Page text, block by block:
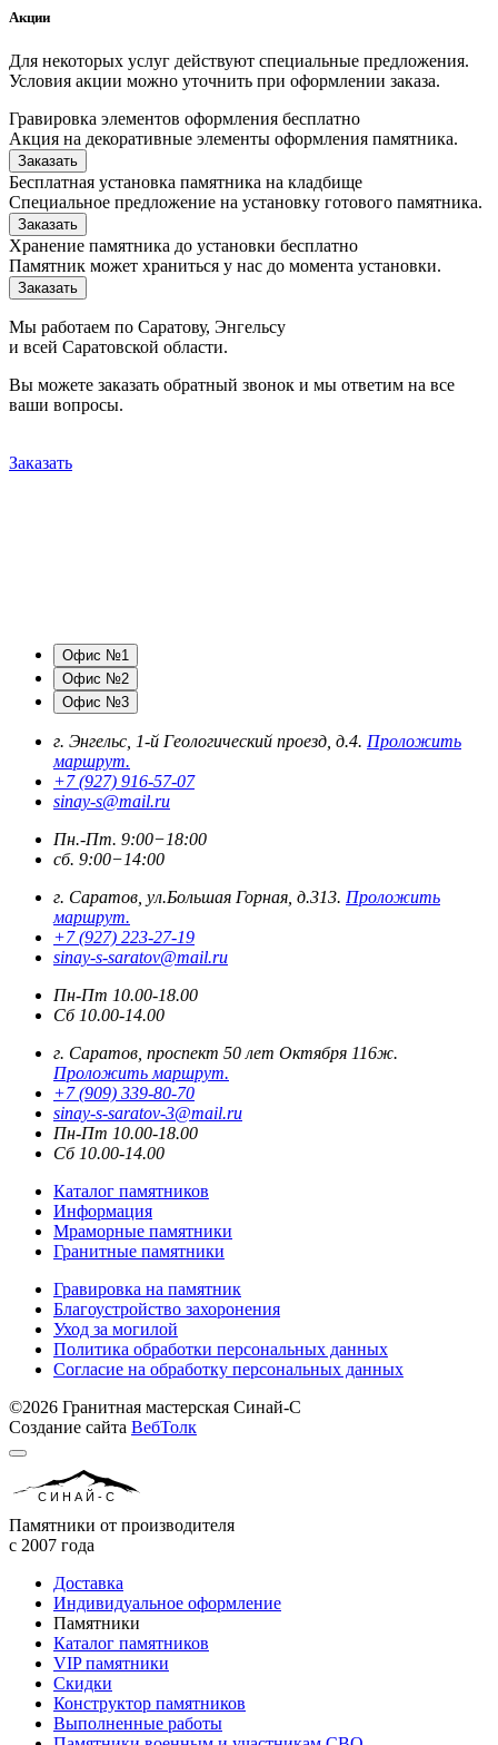
Акции
Для некоторых услуг действуют специальные предложения.
Условия акции можно уточнить при оформлении заказа.
Гравировка элементов оформления бесплатно
Акция на декоративные элементы оформления памятника.
Заказать
Бесплатная установка памятника на кладбище
Специальное предложение на установку готового памятника.
Заказать
Хранение памятника до установки бесплатно
Памятник может храниться у нас до момента установки.
Заказать
Мы работаем по Саратову, Энгельсу
и всей Саратовской области.
Вы можете заказать обратный звонок и мы ответим на все
ваши вопросы.
Заказать
Офис №1
Офис №2
Офис №3
г. Энгельс, 1-й Геологический проезд, д.4. Проложить
маршрут.
+7 (927) 916-57-07
sinay-s@mail.ru
Пн.-Пт. 9:00−18:00
сб. 9:00−14:00
г. Саратов, ул.Большая Горная, д.313. Проложить
маршрут.
+7 (927) 223-27-19
sinay-s-saratov@mail.ru
Пн-Пт 10.00-18.00
Сб 10.00-14.00
г. Саратов, проспект 50 лет Октября 116ж.
Проложить маршрут.
+7 (909) 339-80-70
sinay-s-saratov-3@mail.ru
Пн-Пт 10.00-18.00
Сб 10.00-14.00
Каталог памятников
Информация
Мраморные памятники
Гранитные памятники
Гравировка на памятник
Благоустройство захоронения
Уход за могилой
Политика обработки персональных данных
Согласие на обработку персональных данных
©2026 Гранитная мастерская Синай-С
Создание сайта ВебТолк
СИНАЙ-С
Памятники от производителя
с 2007 года
Доставка
Индивидуальное оформление
Памятники
Каталог памятников
VIP памятники
Скидки
Конструктор памятников
Выполненные работы